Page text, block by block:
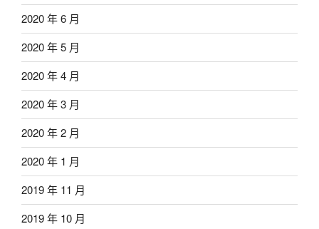
2020 年 6 月
2020 年 5 月
2020 年 4 月
2020 年 3 月
2020 年 2 月
2020 年 1 月
2019 年 11 月
2019 年 10 月